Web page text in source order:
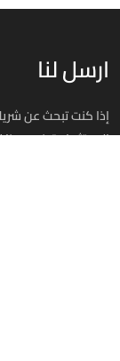
ارسل لنا
إذا كنت تبحث عن
الاستثمارية، نحن